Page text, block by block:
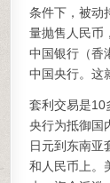
条件下，被动
量抛售人民币
中国银行（
中国央行。这
套利交易是10
央行为抵御国
日元到东南亚
和人民币上。